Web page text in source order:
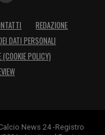
REDAZIONE
DATI PERSONALI
POLICY)
News 24 -Registro